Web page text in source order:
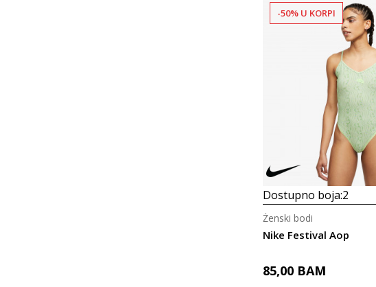
Uporedi
-50% U KORPI
Dostupno boja:2
Nike Festival Aop
Ženski bodi
85,00 BAM